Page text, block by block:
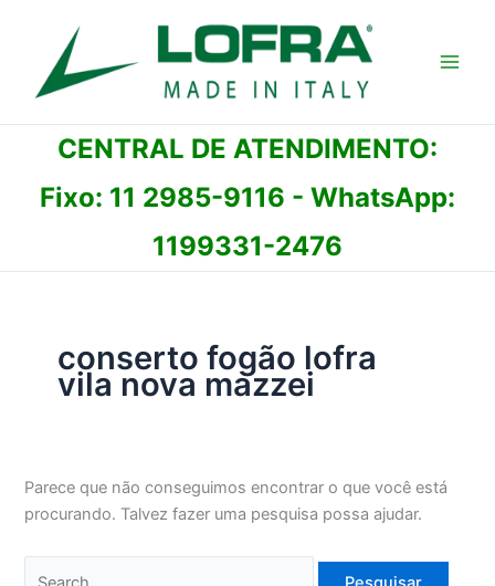
conteúdo
CENTRAL DE ATENDIMENTO:
Fixo: 11 2985-9116 - WhatsApp:
1199331-2476
conserto fogão lofra
vila nova mazzei
Parece que não conseguimos encontrar o que você está
procurando. Talvez fazer uma pesquisa possa ajudar.